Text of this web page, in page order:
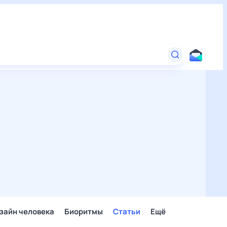
человека Биоритмы Статьи Ещё